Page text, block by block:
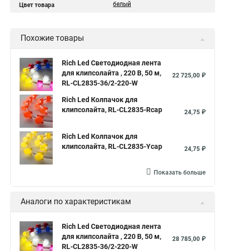
Цвет товара белый
Похожие товары
Rich Led Светодиодная лента
для клипсолайта , 220 В, 50 м,
RL-CL2835-36/2-220-W
22 725,00 ₽
Rich Led Колпачок для
клипсолайта, RL-CL2835-Rcap
24,75 ₽
Rich Led Колпачок для
клипсолайта, RL-CL2835-Ycap
24,75 ₽
Показать больше
Аналоги по характеристикам
Rich Led Светодиодная лента
для клипсолайта , 220 В, 50 м,
RL-CL2835-36/2-220-W
28 785,00 ₽